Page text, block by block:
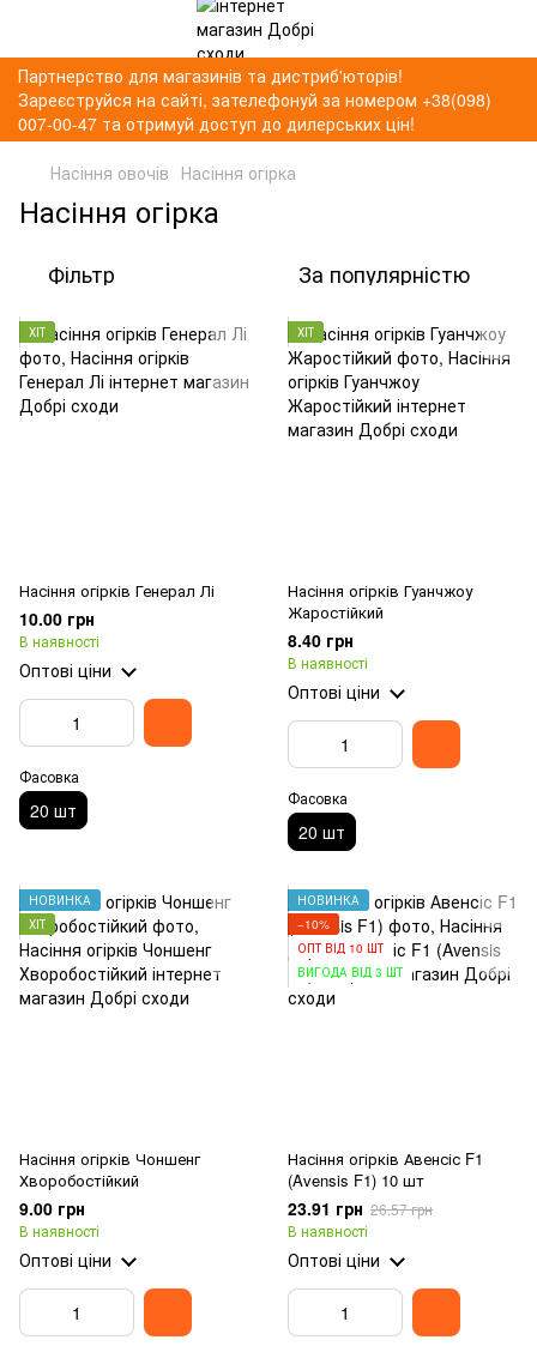
Партнерство для магазинів та дистриб'юторів!
Зареєструйся на сайті, зателефонуй за номером +38(098)
007-00-47 та отримуй доступ до дилерських цін!
Насіння овочів Насіння огірка
Насіння огірка
Фільтр За популярністю
ХІТ
Насіння огірків Генерал Лі
10.00 грн
В наявності
Оптові ціни
Фасовка
20 шт
ХІТ
Насіння огірків Гуанчжоу
Жаростійкий
8.40 грн
В наявності
Оптові ціни
Фасовка
20 шт
НОВИНКА
ХІТ
Насіння огірків Чоншенг
Хворобостійкий
9.00 грн
В наявності
Оптові ціни
НОВИНКА
−10%
ОПТ ВІД 10 ШТ
ВИГОДА ВІД 3 ШТ
Насіння огірків Авенсіс F1
(Avensis F1) 10 шт
23.91 грн 26.57 грн
В наявності
Оптові ціни